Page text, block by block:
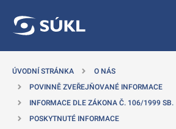
ÚVODNÍ STRÁNKA
O NÁS
POVINNĚ ZVEŘEJŇOVANÉ INFORMACE
INFORMACE DLE ZÁKONA Č. 106/1999 SB.
POSKYTNUTÉ INFORMACE